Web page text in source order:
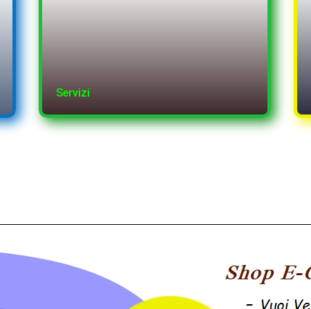
Servizi